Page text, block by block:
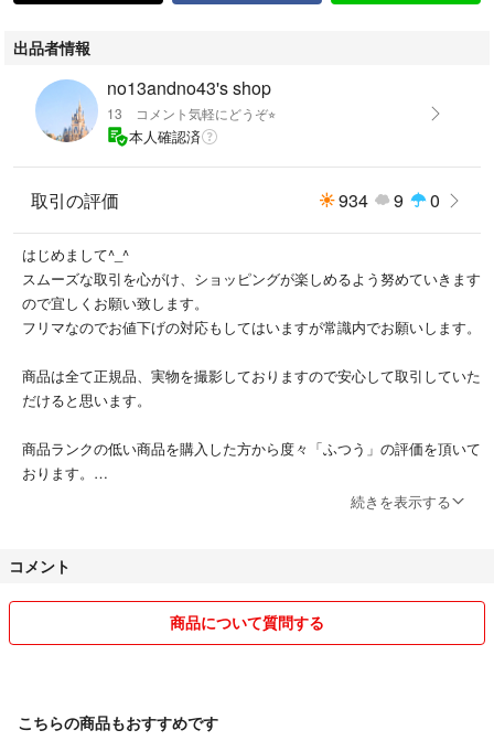
出品者情報
no13andno43's shop
13 コメント気軽にどうぞ⭐︎
本人確認済
取引の評価 934 9 0
はじめまして^_^
スムーズな取引を心がけ、ショッピングが楽しめるよう努めていきます
ので宜しくお願い致します。
フリマなのでお値下げの対応もしてはいますが常識内でお願いします。
商品は全て正規品、実物を撮影しておりますので安心して取引していた
だけると思います。
商品ランクの低い商品を購入した方から度々「ふつう」の評価を頂いて
おります。
あくまで中古でありますので、より良い物をお求めの場合はランクの高
続きを表示する
コメント
商品について質問する
こちらの商品もおすすめです